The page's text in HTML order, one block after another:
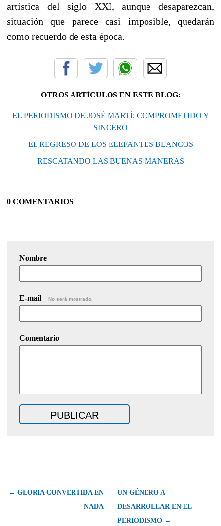
artística del siglo XXI, aunque desaparezcan,
situación que parece casi imposible, quedarán
como recuerdo de esta época.
OTROS ARTÍCULOS EN ESTE BLOG:
EL PERIODISMO DE JOSÉ MARTÍ: COMPROMETIDO Y
SINCERO
EL REGRESO DE LOS ELEFANTES BLANCOS
RESCATANDO LAS BUENAS MANERAS
0 COMENTARIOS
Nombre
E-mail No será mostrado.
Comentario
← GLORIA CONVERTIDA EN
NADA
UN GÉNERO A
DESARROLLAR EN EL
PERIODISMO →